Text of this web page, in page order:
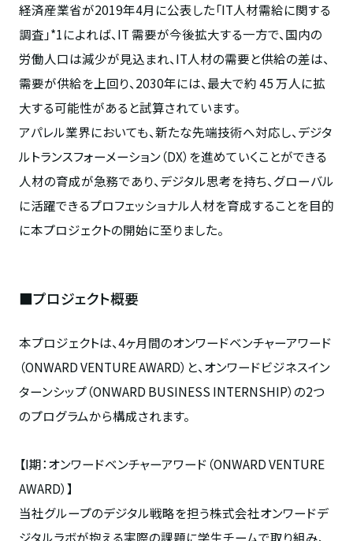
経済産業省が2019年4月に公表した「IT人材需給に関する
調査」*1によれば、IT 需要が今後拡大する一方で、国内の
労働人口は減少が見込まれ、IT人材の需要と供給の差は、
需要が供給を上回り、2030年には、最大で約 45 万人に拡
大する可能性があると試算されています。
アパレル業界においても、新たな先端技術へ対応し、デジタ
ルトランスフォーメーション（DX）を進めていくことができる
人材の育成が急務であり、デジタル思考を持ち、グローバル
に活躍できるプロフェッショナル人材を育成することを目的
に本プロジェクトの開始に至りました。
■プロジェクト概要
本プロジェクトは、4ヶ月間のオンワードベンチャーアワード
（ONWARD VENTURE AWARD）と、オンワードビジネスイン
ターンシップ（ONWARD BUSINESS INTERNSHIP）の2つ
のプログラムから構成されます。
【Ⅰ期：オンワードベンチャーアワード（ONWARD VENTURE
AWARD）】
当社グループのデジタル戦略を担う株式会社オンワードデ
ジタルラボが抱える実際の課題に学生チームで取り組み、